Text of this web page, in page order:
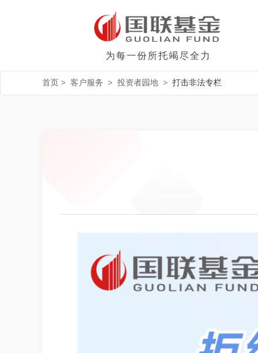
为每一份所托竭尽全力
首页 > 客户服务 > 投资者园地 > 打击非法专栏